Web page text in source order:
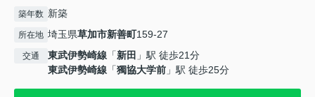
築年数 新築
所在地 埼玉県草加市新善町159-27
交通 東武伊勢崎線 「新田 」駅 徒歩21分
東武伊勢崎線 「獨協大学前 」駅 徒歩25分